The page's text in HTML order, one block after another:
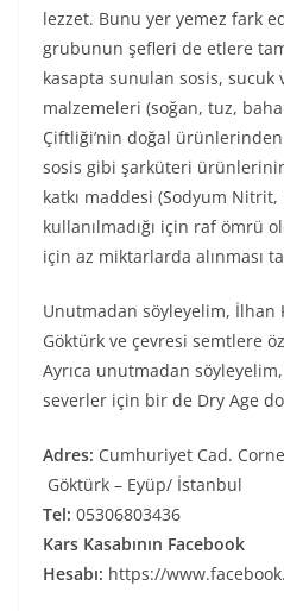
lezzet. Bunu yer yemez fark
grubunun şefleri de etlere
kasapta sunulan sosis, sucuk
malzemeleri (soğan, tuz,
Çiftliği’nin doğal ürünlerinden
sosis gibi şarküteri
katkı maddesi (Sodyum
kullanılmadığı için raf ömrü
için az miktarlarda alınması
Unutmadan söyleyelim, İlhan
Göktürk ve çevresi semtlere
Ayrıca unutmadan
severler için bir de Dry Age
Adres: Cumhuriyet Cad.
Göktürk – Eyüp/ İstanbul
Tel: 05306803436
Kars Kasabının Facebook
Hesabı: https://